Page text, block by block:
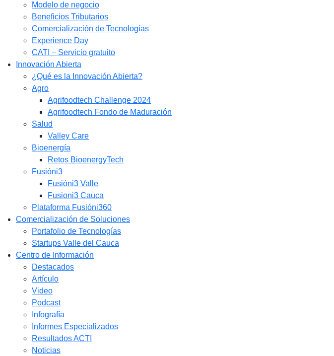
Modelo de negocio
Beneficios Tributarios
Comercialización de Tecnologías
Experience Day
CATI – Servicio gratuito
Innovación Abierta
¿Qué es la Innovación Abierta?
Agro
Agrifoodtech Challenge 2024
Agrifoodtech Fondo de Maduración
Salud
Valley Care
Bioenergía
Retos BioenergyTech
Fusióni3
Fusióni3 Valle
Fusioni3 Cauca
Plataforma Fusióni360
Comercialización de Soluciones
Portafolio de Tecnologías
Startups Valle del Cauca
Centro de Información
Destacados
Artículo
Video
Podcast
Infografía
Informes Especializados
Resultados ACTI
Noticias